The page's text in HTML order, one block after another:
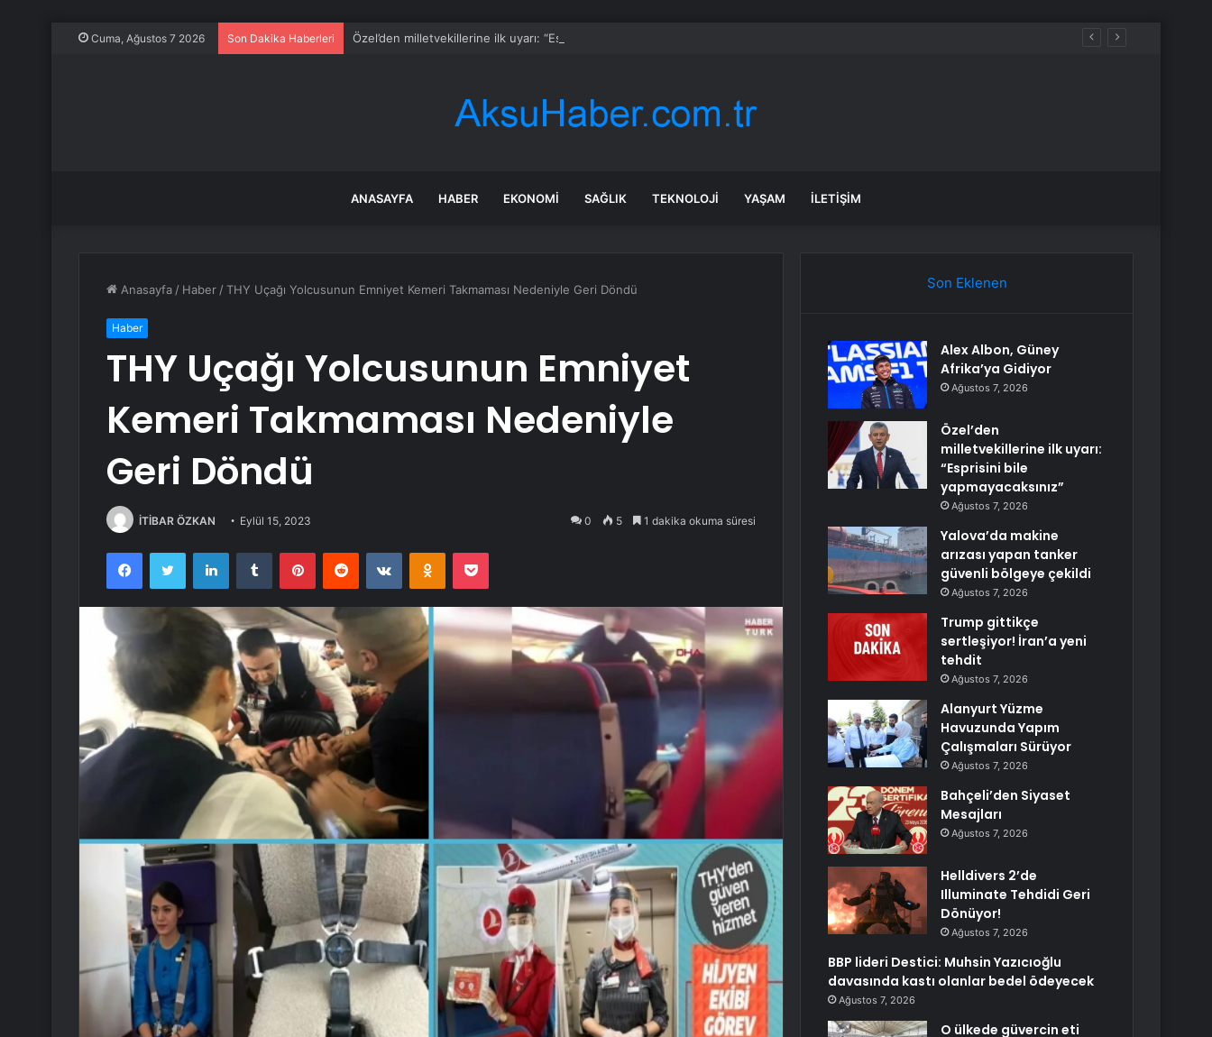
Cuma, Ağustos 7 2026 Son Dakika Haberleri Özel’den milletvekillerine ilk uyarı: “Esprisini bile yapmayacaksınız”
ANASAYFA HABER EKONOMI SAĞLIK TEKNOLOJI YAŞAM İLETIŞIM
Anasayfa / Haber /THY Uçağı Yolcusunun Emniyet Kemeri Takmaması Nedeniyle Geri Döndü
Haber
THY Uçağı Yolcusunun Emniyet
Kemeri Takmaması Nedeniyle
Geri Döndü
İTİBAR ÖZKAN Eylül 15, 2023 0 5 1 dakika okuma süresi
FacebookTwitter LinkedInTumblr PinterestReddit VKontakteOdnoklassniki
Pocket
Son Eklenen
Alex Albon, Güney
Afrika’ya Gidiyor
Ağustos 7, 2026
Özel’den
milletvekillerine ilk uyarı:
“Esprisini bile
yapmayacaksınız”
Ağustos 7, 2026
Yalova’da makine
arızası yapan tanker
güvenli bölgeye çekildi
Ağustos 7, 2026
Trump gittikçe
sertleşiyor! İran’a yeni
tehdit
Ağustos 7, 2026
Alanyurt Yüzme
Havuzunda Yapım
Çalışmaları Sürüyor
Ağustos 7, 2026
Bahçeli’den Siyaset
Mesajları
Ağustos 7, 2026
Helldivers 2’de
Illuminate Tehdidi Geri
Dönüyor!
Ağustos 7, 2026
BBP lideri Destici: Muhsin Yazıcıoğlu
davasında kastı olanlar bedel ödeyecek
Ağustos 7, 2026
O ülkede güvercin eti